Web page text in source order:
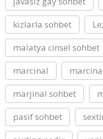
kizlarla sohbet
malatya cinsel sohbet
marcinal
marjinal sohbet
pasif sohbet